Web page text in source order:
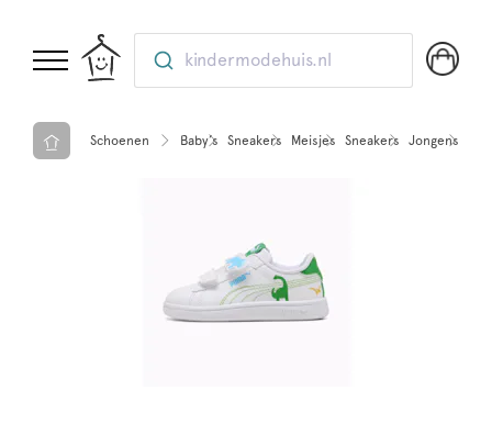
kindermodehuis.nl
Schoenen Baby’s Sneakers Meisjes Sneakers Jongens